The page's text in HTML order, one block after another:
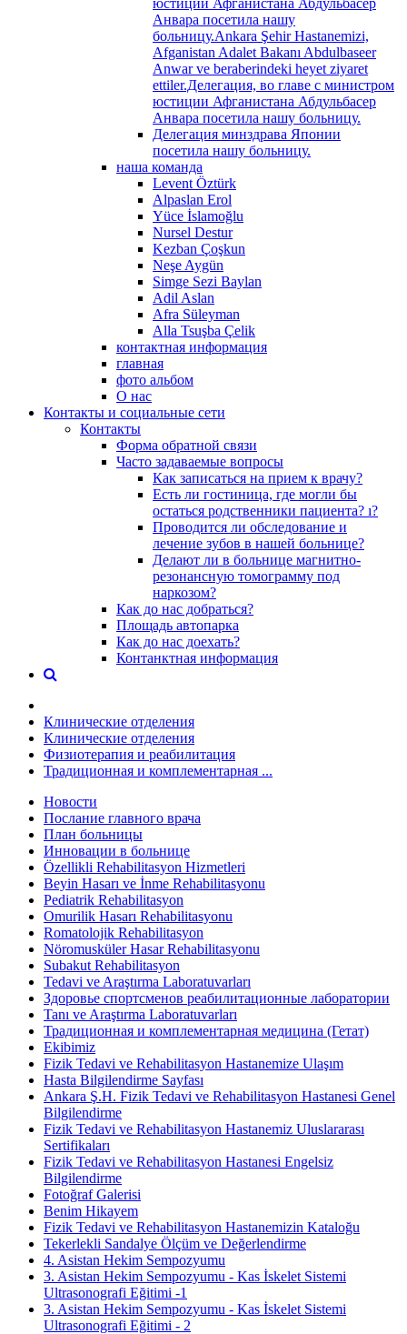
Анвара посетила нашу
больницу.Ankara Şehir Hastanemizi,
Afganistan Adalet Bakanı Abdulbaseer
Anwar ve beraberindeki heyet ziyaret
ettiler.Делегация, во главе с министром
юстиции Афганистана Абдульбасер
Анвара посетила нашу больницу.
Делегация минздрава Японии
посетила нашу больницу.
наша команда
Levent Öztürk
Alpaslan Erol
Yüce İslamoğlu
Nursel Destur
Kezban Çoşkun
Neşe Aygün
Simge Sezi Baylan
Adil Aslan
Afra Süleyman
Alla Tsuşba Çelik
контактная информация
главная
фото альбом
О нас
Контакты и социальные сети
Контакты
Форма обратной связи
Часто задаваемые вопросы
Как записаться на прием к врачу?
Есть ли гостиница, где могли бы
остаться родственники пациента? ı?
Проводится ли обследование и
лечение зубов в нашей больнице?
Делают ли в больнице магнитно-
резонансную томограмму под
наркозом?
Как до нас добраться?
Площадь автопарка
Как до нас доехать?
Контанктная информация
Клинические отделения
Клинические отделения
Физиотерапия и реабилитация
Традиционная и комплементарная ...
Новости
Послание главного врача
План больницы
Инновации в больнице
Özellikli Rehabilitasyon Hizmetleri
Beyin Hasarı ve İnme Rehabilitasyonu
Pediatrik Rehabilitasyon
Omurilik Hasarı Rehabilitasyonu
Romatolojik Rehabilitasyon
Nöromusküler Hasar Rehabilitasyonu
Subakut Rehabilitasyon
Tedavi ve Araştırma Laboratuvarları
Здоровье спортсменов реабилитационные лаборатории
Tanı ve Araştırma Laboratuvarları
Традиционная и комплементарная медицина (Гетат)
Ekibimiz
Fizik Tedavi ve Rehabilitasyon Hastanemize Ulaşım
Hasta Bilgilendirme Sayfası
Ankara Ş.H. Fizik Tedavi ve Rehabilitasyon Hastanesi Genel
Bilgilendirme
Fizik Tedavi ve Rehabilitasyon Hastanemiz Uluslararası
Sertifikaları
Fizik Tedavi ve Rehabilitasyon Hastanesi Engelsiz
Bilgilendirme
Fotoğraf Galerisi
Benim Hikayem
Fizik Tedavi ve Rehabilitasyon Hastanemizin Kataloğu
Tekerlekli Sandalye Ölçüm ve Değerlendirme
4. Asistan Hekim Sempozyumu
3. Asistan Hekim Sempozyumu - Kas İskelet Sistemi
Ultrasonografi Eğitimi -1
3. Asistan Hekim Sempozyumu - Kas İskelet Sistemi
Ultrasonografi Eğitimi - 2